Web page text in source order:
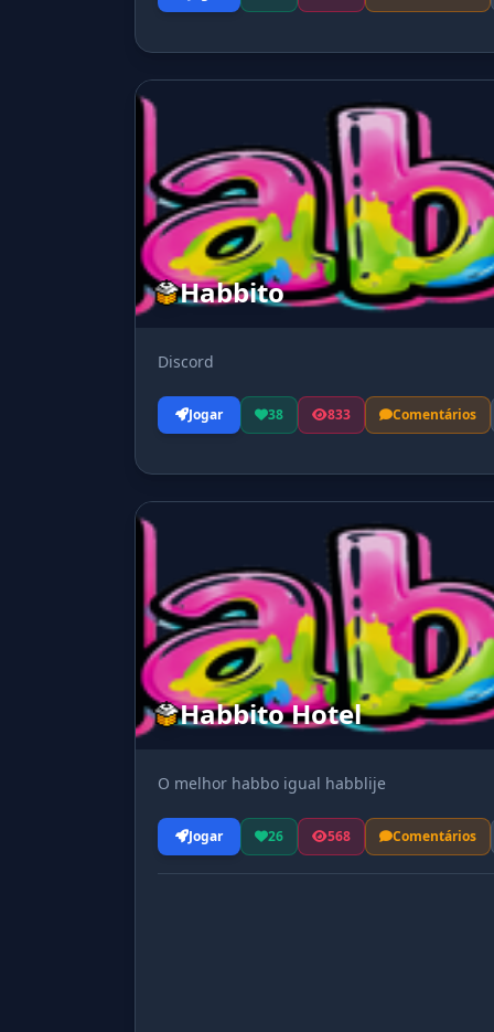
Habbito
Discord
Jogar 38 833 Comentários
Habbito Hotel
O melhor habbo igual habblije
Jogar 26 568 Comentários